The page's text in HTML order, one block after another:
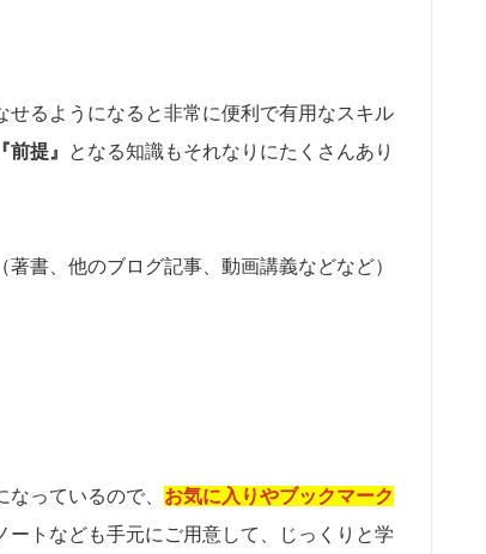
せるようになると非常に便利で有用なスキル
『前提』
となる知識もそれなりにたくさんあり
書、他のブログ記事、動画講義などなど）
なっているので、 お気に入りやブックマーク
ートなども手元にご用意して、じっくりと学